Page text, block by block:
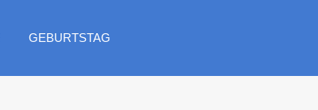
GEBURTSTAG